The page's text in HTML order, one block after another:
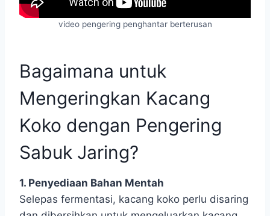
video pengering penghantar berterusan
Bagaimana untuk
Mengeringkan Kacang
Koko dengan Pengering
Sabuk Jaring?
1. Penyediaan Bahan Mentah
Selepas fermentasi, kacang koko perlu disaring